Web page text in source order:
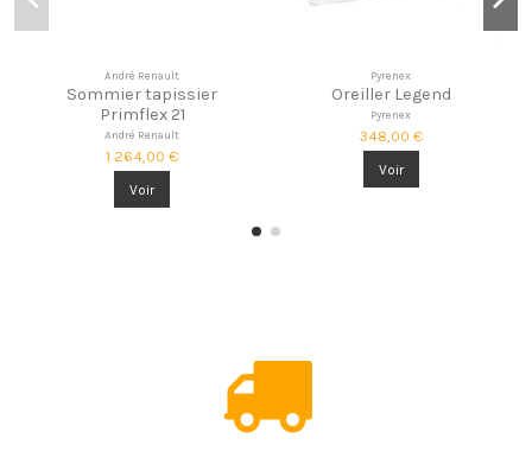
André Renault
Sommier tapissier
Primflex 21
André Renault
1 264,00 €
Voir
Pyrenex
Oreiller Legend
Pyrenex
348,00 €
Voir